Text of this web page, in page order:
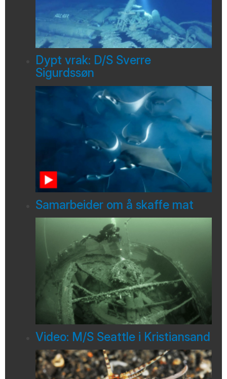
Dypt vrak: D/S Sverre
Sigurdssøn
Samarbeider om å skaffe mat
Video: M/S Seattle i Kristiansand